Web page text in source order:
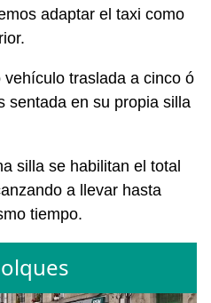
adaptar el taxi como
traslada a cinco ó
sentada en su propia silla
silla se habilitan el total
a llevar hasta
tiempo.